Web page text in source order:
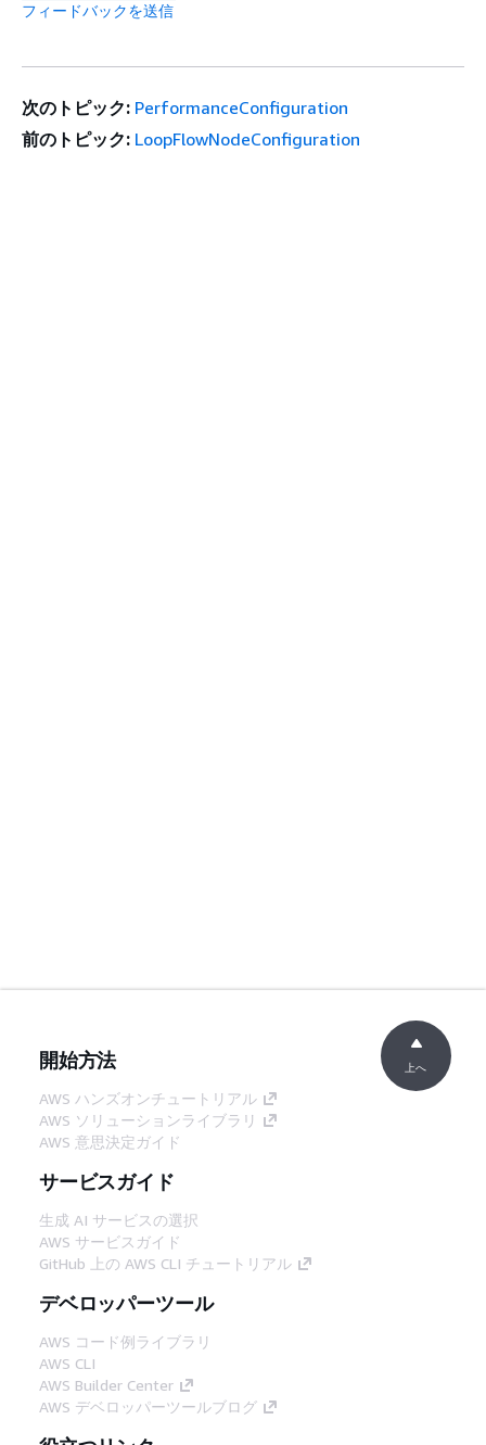
フィードバックを送信
次のトピック: PerformanceConfiguration
前のトピック: LoopFlowNodeConfiguration
開始方法
AWS ハンズオンチュートリアル
AWS ソリューションライブラリ
AWS 意思決定ガイド
サービスガイド
生成 AI サービスの選択
AWS サービスガイド
GitHub 上の AWS CLI チュートリアル
デベロッパーツール
AWS コード例ライブラリ
AWS CLI
AWS Builder Center
AWS デベロッパーツールブログ
上へ